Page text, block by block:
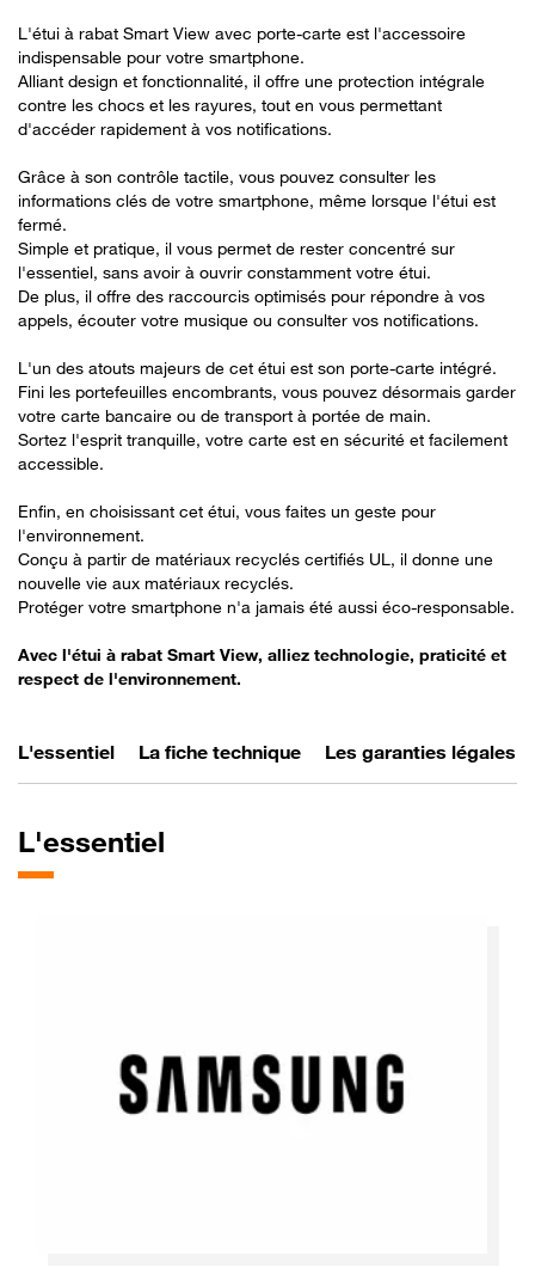
L'étui à rabat Smart View avec porte-carte est l'accessoire
indispensable pour votre smartphone.
Alliant design et fonctionnalité, il offre une protection intégrale
contre les chocs et les rayures, tout en vous permettant
d'accéder rapidement à vos notifications.
Grâce à son contrôle tactile, vous pouvez consulter les
informations clés de votre smartphone, même lorsque l'étui est
fermé.
Simple et pratique, il vous permet de rester concentré sur
l'essentiel, sans avoir à ouvrir constamment votre étui.
De plus, il offre des raccourcis optimisés pour répondre à vos
appels, écouter votre musique ou consulter vos notifications.
L'un des atouts majeurs de cet étui est son porte-carte intégré.
Fini les portefeuilles encombrants, vous pouvez désormais garder
votre carte bancaire ou de transport à portée de main.
Sortez l'esprit tranquille, votre carte est en sécurité et facilement
accessible.
Enfin, en choisissant cet étui, vous faites un geste pour
l'environnement.
Conçu à partir de matériaux recyclés certifiés UL, il donne une
nouvelle vie aux matériaux recyclés.
Protéger votre smartphone n'a jamais été aussi éco-responsable.
Avec l'étui à rabat Smart View, alliez technologie, praticité et
respect de l'environnement.
L'essentiel La fiche technique Les garanties légales
L'essentiel